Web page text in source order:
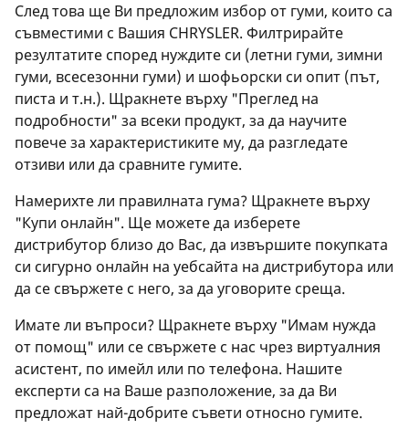
След това ще Ви предложим избор от гуми, които са
съвместими с Вашия CHRYSLER. Филтрирайте
резултатите според нуждите си (летни гуми, зимни
гуми, всесезонни гуми) и шофьорски си опит (път,
писта и т.н.). Щракнете върху "Преглед на
подробности" за всеки продукт, за да научите
повече за характеристиките му, да разгледате
отзиви или да сравните гумите.
Намерихте ли правилната гума? Щракнете върху
"Купи онлайн". Ще можете да изберете
дистрибутор близо до Вас, да извършите покупката
си сигурно онлайн на уебсайта на дистрибутора или
да се свържете с него, за да уговорите среща.
Имате ли въпроси? Щракнете върху "Имам нужда
от помощ" или се свържете с нас чрез виртуалния
асистент, по имейл или по телефона. Нашите
експерти са на Ваше разположение, за да Ви
предложат най-добрите съвети относно гумите.